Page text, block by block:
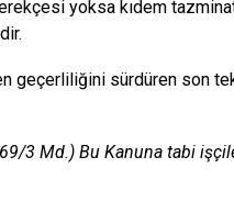
yoksa kıdem
geçerliliğini sürdüren son
3 Md.) Bu Kanuna tabi